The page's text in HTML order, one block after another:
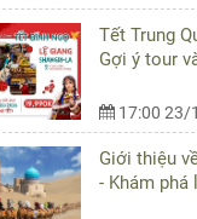
Tết Trung
Gợi ý tour
17:00
Giới thiệu
- Khám phá